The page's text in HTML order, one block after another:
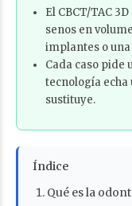
El CBCT/TAC
senos en
implantes o
Cada caso pide
tecnología echa
sustituye.
Índice
Qué es la